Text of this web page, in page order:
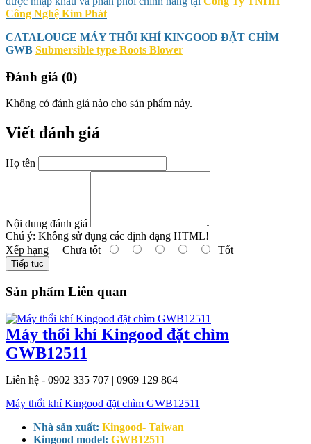
Công Nghệ Kim Phát
CATALOUGE MÁY THỔI KHÍ KINGOOD ĐẶT CHÌM
GWB Submersible type Roots Blower
Đánh giá (0)
Không có đánh giá nào cho sản phẩm này.
Viết đánh giá
Họ tên
Nội dung đánh giá
Chú ý: Không sử dụng các định dạng HTML!
Xếp hạng Chưa tốt Tốt
Tiếp tục
Sản phẩm Liên quan
Máy thổi khí Kingood đặt chìm
GWB12511
Liên hệ - 0902 335 707 | 0969 129 864
Máy thổi khí Kingood đặt chìm GWB12511
Nhà sản xuất: Kingood- Taiwan
Kingood model: GWB12511